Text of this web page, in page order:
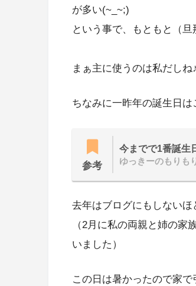
が多い(~_~;)
という事で、もともと（
まぁ主に使うのは私だしね♪
ちなみに一昨年の誕生日
参考
今までで1番誕生
ゆっきーのもりも
去年はブログにもしない
（2月に私の両親と姉の
いました）
この日は暑かったので家